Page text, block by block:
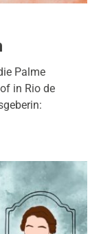
Palme
in Rio de